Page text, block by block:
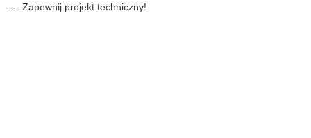
---- Zapewnij projekt techniczny!